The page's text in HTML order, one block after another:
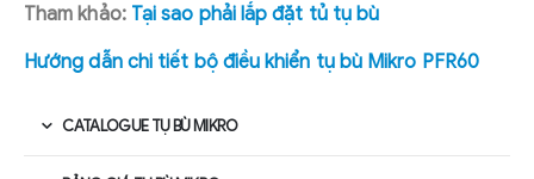
Tham khảo: Tại sao phải lắp đặt tủ tụ bù
Hướng dẫn chi tiết bộ điều khiển tụ bù Mikro PFR60
CATALOGUE TỤ BÙ MIKRO